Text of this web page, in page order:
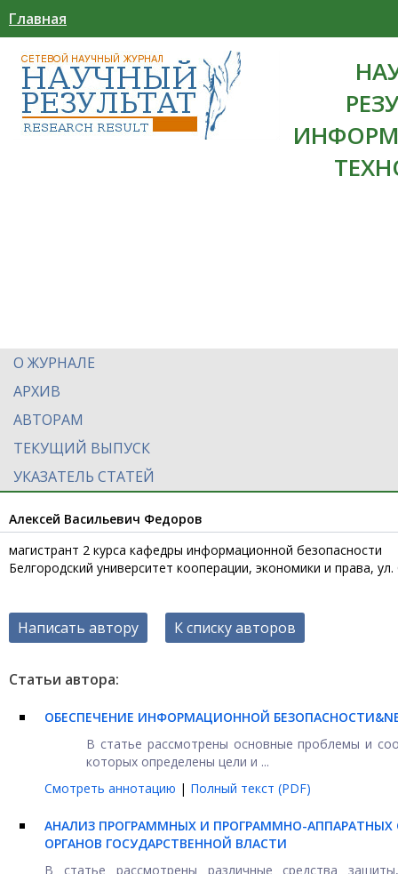
Главная
О ЖУРНАЛЕ
АРХИВ
АВТОРАМ
ТЕКУЩИЙ ВЫПУСК
УКАЗАТЕЛЬ СТАТЕЙ
Алексей Васильевич Федоров
магистрант 2 курса кафедры информационной безопасности
Белгородский университет кооперации, экономики и права,
Написать автору К списку авторов
Статьи автора:
ОБЕСПЕЧЕНИЕ ИНФОРМАЦИОННОЙ
В статье рассмотрены основные проблемы и
которых определены цели и ...
Смотреть аннотацию | Полный текст (PDF)
АНАЛИЗ ПРОГРАММНЫХ И ПРОГРАММНО-
ОРГАНОВ ГОСУДАРСТВЕННОЙ ВЛАСТИ
В статье рассмотрены различные средства